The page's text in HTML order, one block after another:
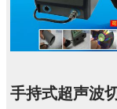
手持式超声波